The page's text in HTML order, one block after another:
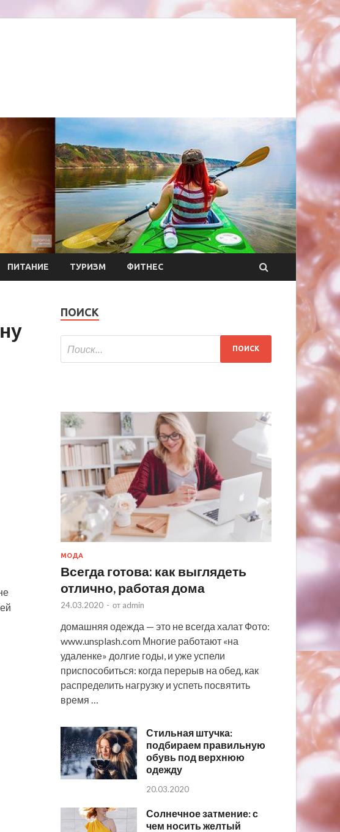
ПИТАНИЕ ТУРИЗМ ФИТНЕС
ПОИСК
МОДА
Всегда готова: как выглядеть
отлично, работая дома
24.03.2020 - от admin
домашняя одежда — это не всегда халат Фото:
www.unsplash.com Многие работают «на
удаленке» долгие годы, и уже успели
приспособиться: когда перерыв на обед, как
распределить нагрузку и успеть посвятить
время …
Стильная штучка:
подбираем правильную
обувь под верхнюю
одежду
20.03.2020
Солнечное затмение: с
чем носить желтый